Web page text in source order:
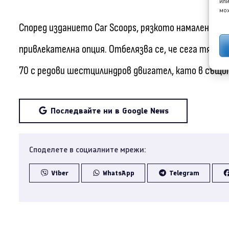
Според изданието Car Scoops, рязкото намаление
привлекателна опция. Отбелязва се, че сега тя е
70 с редови шестцилиндров двигател, като в
Последвайте ни в Google News
Споделете в социалните мрежи:
Viber WhatsApp Telegram